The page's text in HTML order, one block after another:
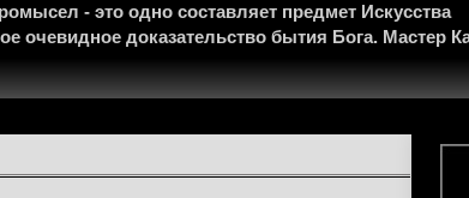
- это одно составляет предмет Искусства
очевидное доказательство бытия Бога. Мастер